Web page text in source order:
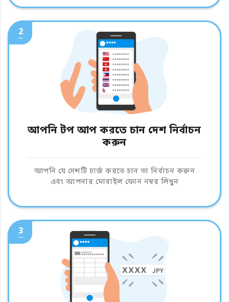
2
আপনি টপ আপ করতে চান দেশ নির্বাচন
করুন
আপনি যে দেশটি চার্জ করতে চান তা নির্বাচন করুন
এবং আপনার মোবাইল ফোন নম্বর লিখুন
3